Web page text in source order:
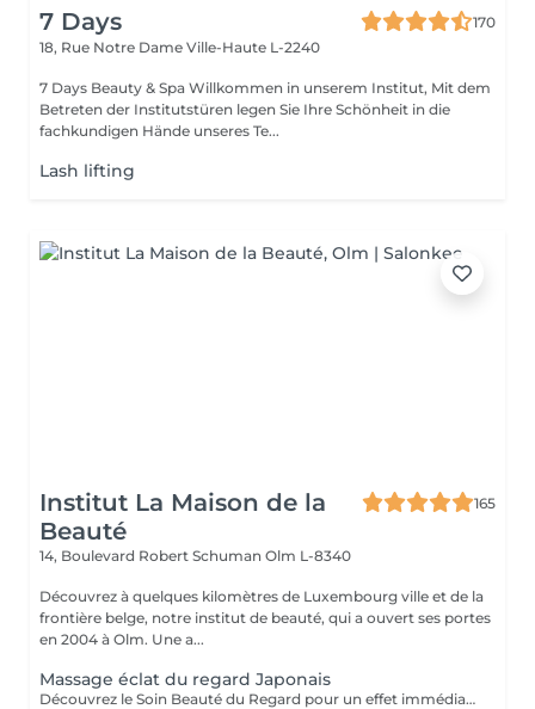
7 Days
170
18, Rue Notre Dame Ville-Haute L-2240
7 Days Beauty & Spa Willkommen in unserem Institut, Mit dem
Betreten der Institutstüren legen Sie Ihre Schönheit in die
fachkundigen Hände unseres Te...
Lash lifting
Institut La Maison de la
Beauté
165
14, Boulevard Robert Schuman Olm L-8340
Découvrez à quelques kilomètres de Luxembourg ville et de la
frontière belge, notre institut de beauté, qui a ouvert ses portes
en 2004 à Olm. Une a...
Massage éclat du regard Japonais
Découvrez le Soin Beauté du Regard pour un effet immédiat et visible. Grâce au drainage, aux points d'acupression et au massage stimulant, le regard est défatigué, les cernes et poches atténués, et les ridules lissées dès la première séance. Un moment de détente profonde, idéal seul ou en complément d'un soin, pour un regard lumineux et reposé.